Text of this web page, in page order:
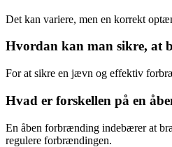
Det kan variere, men en korrekt
Hvordan kan man sikre, at
For at sikre en jævn og effektiv
Hvad er forskellen på en
En åben forbrænding indebærer at
regulere forbrændingen.